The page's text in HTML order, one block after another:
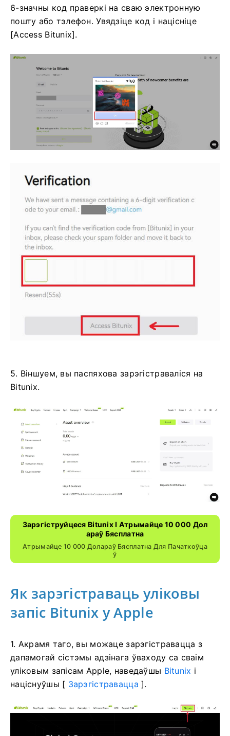
6-значны код праверкі на сваю электронную
пошту або тэлефон.Увядзіце код і націсніце
[Access Bitunix].
5. Віншуем, вы паспяхова зарэгістраваліся на
Bitunix.
Зарэгіструйцеся Bitunix І Атрымайце 10 000 Дол
Араў Бясплатна
Атрымайце 10 000 Долараў Бясплатна Для Пачаткоўца
Ў
Як зарэгістраваць уліковы
запіс Bitunix у Apple
1. Акрамя таго, вы можаце зарэгістравацца з
дапамогай сістэмы адзінага ўваходу са сваім
уліковым запісам Apple, наведаўшы Bitunix і
націснуўшы [ Зарэгістравацца ].